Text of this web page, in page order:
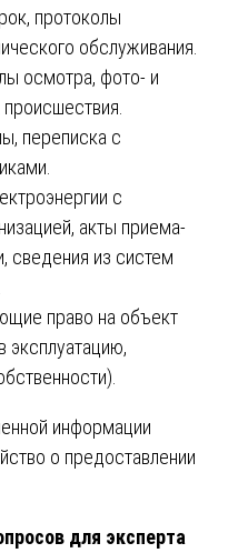
протоколы
обслуживания.
осмотра, фото- и
переписка с
с
акты приема-
сведения из систем
право на объект
эксплуатацию,
информации
о предоставлении
для эксперта